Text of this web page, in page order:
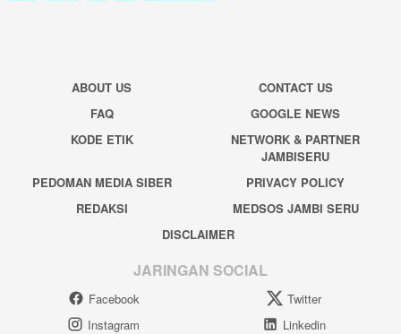
ABOUT US
CONTACT US
FAQ
GOOGLE NEWS
KODE ETIK
NETWORK & PARTNER
JAMBISERU
PEDOMAN MEDIA SIBER
PRIVACY POLICY
REDAKSI
MEDSOS JAMBI SERU
DISCLAIMER
JARINGAN SOCIAL
Facebook
Twitter
Instagram
Linkedin